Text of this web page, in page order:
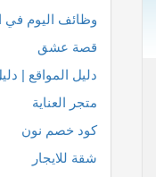
وظائف اليوم في
قصة عشق
دليل المواقع |
متجر العناية
كود خصم نون
شقة للايجار